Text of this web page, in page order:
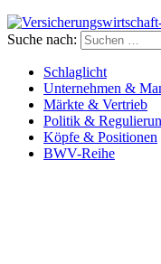
Versicherungswirtschaft-
Suche nach:
Schlaglicht
Unternehmen &
Märkte & Vertrieb
Politik &
Köpfe & Positionen
BWV-Reihe